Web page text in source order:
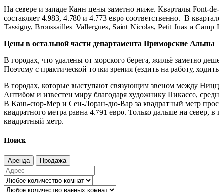
На севере и западе Канн цены заметно ниже. Кварталы Font-
составляет 4.983, 4.780 и 4.773 евро соответственно. В
Tassigny, Broussailles, Vallergues, Saint-Nicolas, Petit-Juas и
Цены в остальной части департамента Приморские Альпы
В городах, что удалены от морского берега, жильё заметно
Поэтому с практической точки зрения (ездить на работу,
В городах, которые выступают связующим звеном между
Антибом и известен миру благодаря художнику Пикассо,
В Кань-сюр-Мер и Сен-Лоран-дю-Вар за квадратный метр
квадратного метра равна 4.791 евро. Только дальше на
квадратный метр.
Поиск
Аренда Продажа